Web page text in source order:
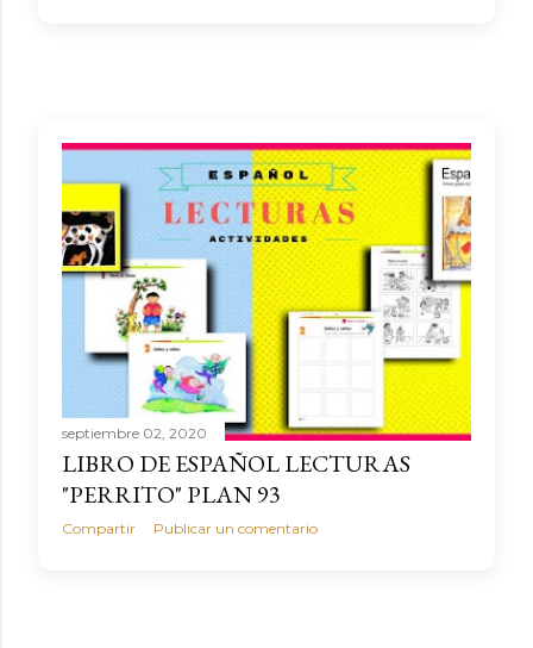
septiembre 02, 2020
LIBRO DE ESPAÑOL LECTURAS
"PERRITO" PLAN 93
Compartir Publicar un comentario